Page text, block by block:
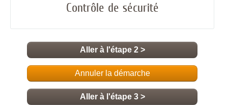
Contrôle de sécurité
Aller à l'étape 2 >
Annuler la démarche
Aller à l'étape 3 >